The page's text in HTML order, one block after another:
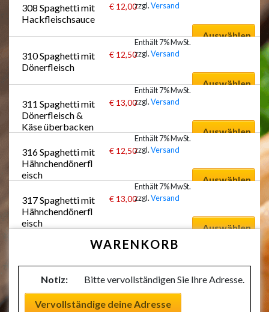
308 Spaghetti mit
Hackfleischsauce
€ 12,00zzgl.Versand
Auswählen
310 Spaghetti mit
Dönerfleisch
€ 12,50
Enthält 7% MwSt.
zzgl.Versand
Auswählen
311 Spaghetti mit
Dönerfleisch &
Käse überbacken
€ 13,00
Enthält 7% MwSt.
zzgl.Versand
Auswählen
316 Spaghetti mit
Hähnchendönerfl
eisch
€ 12,50
Enthält 7% MwSt.
zzgl.Versand
Auswählen
317 Spaghetti mit
Hähnchendönerfl
eisch
€ 13,00
Enthält 7% MwSt.
zzgl.Versand
Auswählen
WARENKORB
Notiz: Bitte vervollständigen Sie Ihre Adresse.
Vervollständige deine Adresse